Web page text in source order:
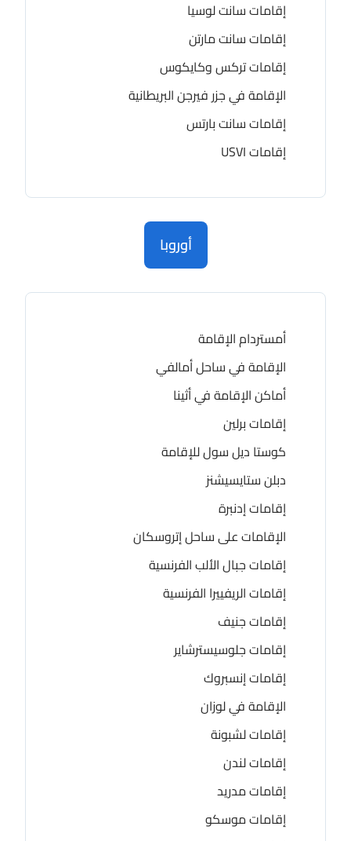
إقامات سانت لوسيا
إقامات سانت مارتن
إقامات تركس وكايكوس
الإقامة في جزر فيرجن البريطانية
إقامات سانت بارتس
إقامات USVI
أوروبا
أمستردام الإقامة
الإقامة في ساحل أمالفي
أماكن الإقامة في أثينا
إقامات برلين
كوستا ديل سول للإقامة
دبلن ستايسيشنز
إقامات إدنبرة
الإقامات على ساحل إتروسكان
إقامات جبال الألب الفرنسية
إقامات الريفييرا الفرنسية
إقامات جنيف
إقامات جلوسيسترشاير
إقامات إنسبروك
الإقامة في لوزان
إقامات لشبونة
إقامات لندن
إقامات مدريد
إقامات موسكو